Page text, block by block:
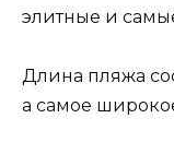
элитные и
Длина пляжа
а самое